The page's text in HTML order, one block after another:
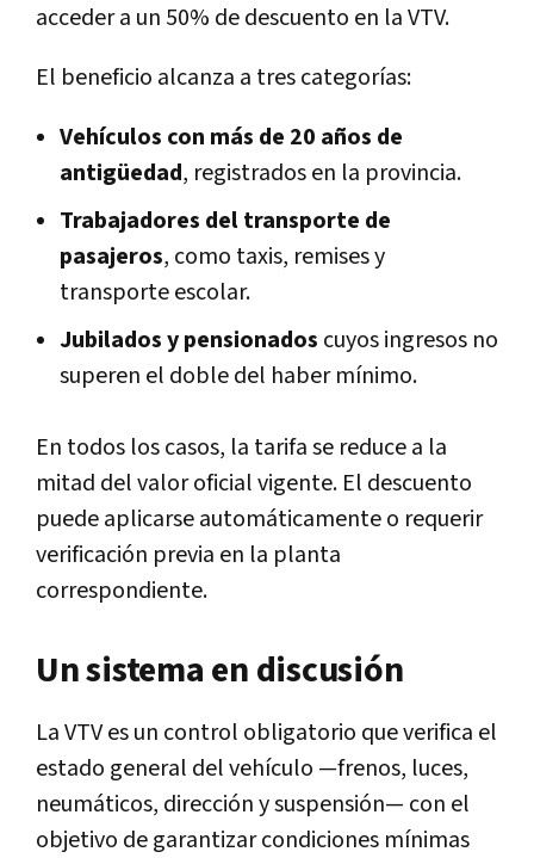
acceder a un 50% de descuento en la VTV.
El beneficio alcanza a tres categorías:
Vehículos con más de 20 años de
antigüedad, registrados en la provincia.
Trabajadores del transporte de
pasajeros, como taxis, remises y
transporte escolar.
Jubilados y pensionados cuyos ingresos no
superen el doble del haber mínimo.
En todos los casos, la tarifa se reduce a la
mitad del valor oficial vigente. El descuento
puede aplicarse automáticamente o requerir
verificación previa en la planta
correspondiente.
Un sistema en discusión
La VTV es un control obligatorio que verifica el
estado general del vehículo —frenos, luces,
neumáticos, dirección y suspensión— con el
objetivo de garantizar condiciones mínimas